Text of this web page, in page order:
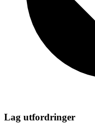
Lag utfordringer